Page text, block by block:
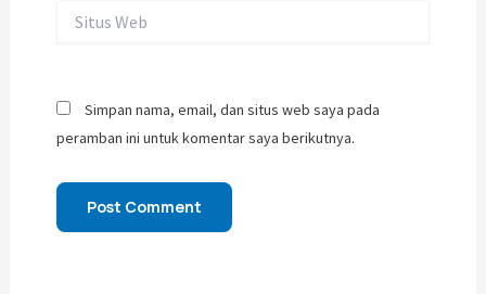
Web
Simpan nama, email, dan situs web saya pada
peramban ini untuk komentar saya berikutnya.